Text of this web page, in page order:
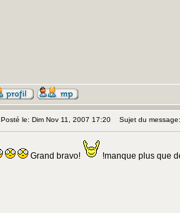
Posté le: Dim Nov 11, 2007 17:20 Sujet du message:
Grand bravo! !manque plus que